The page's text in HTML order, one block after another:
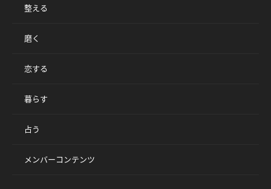
整える
磨く
恋する
暮らす
占う
メンバーコンテンツ